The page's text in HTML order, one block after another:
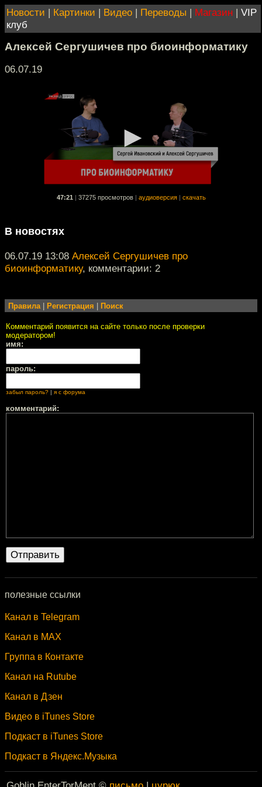
Новости | Картинки | Видео | Переводы | Магазин | VIP
клуб
Алексей Сергушичев про биоинформатику
06.07.19
47:21 37275 просмотров аудиоверсия скачать
В новостях
06.07.19 13:08 Алексей Сергушичев про
биоинформатику, комментарии: 2
Правила| Регистрация Поиск
Комментарий появится на сайте только после проверки
модератором!
имя:
пароль:
забыл пароль? я с форума
комментарий:
полезные ссылки
Канал в Telegram
Канал в MAX
Группа в Контакте
Канал на Rutube
Канал в Дзен
Видео в iTunes Store
Подкаст в iTunes Store
Подкаст в Яндекс.Музыка